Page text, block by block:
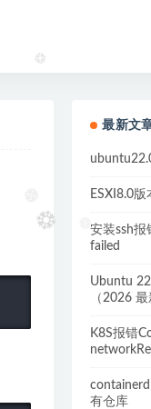
最新文
ESXI8.0
安装ssh报
failed
Ubuntu
（2026 最
K8S报错
有仓库